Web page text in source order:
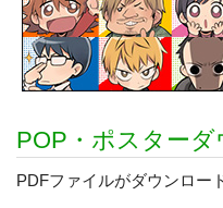
POP・ポスターダ
PDFファイルがダウンロー